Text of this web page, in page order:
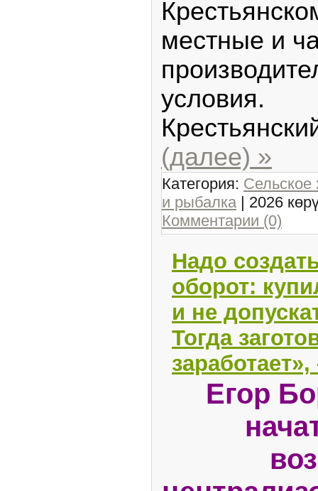
местные и
условия.
(далее) »
Категория: Сельское
и рыбалка | 2026
Комментарии (0)
Надо
оборот:
и не
Тогда
заработает»,
Егор